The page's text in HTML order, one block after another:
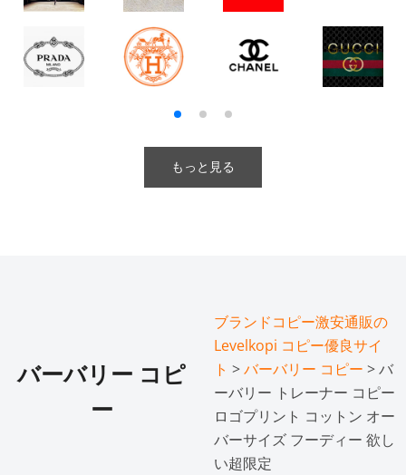
もっと見る
バーバリー コピ
ー
ブランドコピー激安通販の
Levelkopi コピー優良サイ
ト >バーバリー コピー > バ
ーバリー トレーナー コピー
ロゴプリント コットン オー
バーサイズ フーディー 欲し
い超限定